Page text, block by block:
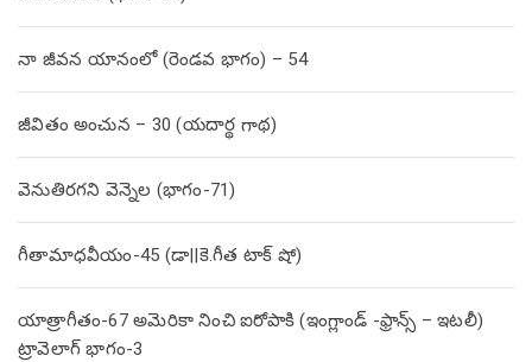
నా జీవన యానంలో (రెండవ భాగం) – 54
జీవితం అంచున – 30 (యదార్థ గాథ)
వెనుతిరగని వెన్నెల (భాగం-71)
గీతామాధవీయం-45 (డా||కె.గీత టాక్ షో)
యాత్రాగీతం-67 అమెరికా నించి ఐరోపాకి (ఇంగ్లాండ్ -ఫ్రాన్స్ – ఇటలీ)
ట్రావెలాగ్ భాగం-3